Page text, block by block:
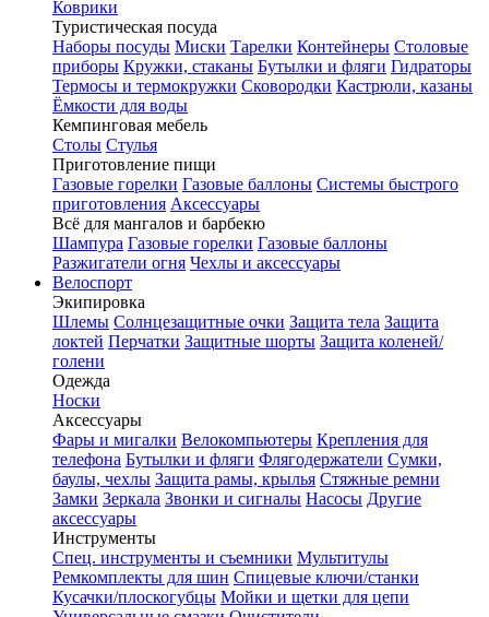
Коврики
Туристическая посуда
Наборы посуды Миски Тарелки Контейнеры Столовые
приборы Кружки, стаканы Бутылки и фляги Гидраторы
Термосы и термокружки Сковородки Кастрюли, казаны
Ёмкости для воды
Кемпинговая мебель
Столы Стулья
Приготовление пищи
Газовые горелки Газовые баллоны Системы быстрого
приготовления Аксессуары
Всё для мангалов и барбекю
Шампура Газовые горелки Газовые баллоны
Разжигатели огня Чехлы и аксессуары
Велоспорт
Экипировка
Шлемы Солнцезащитные очки Защита тела Защита
локтей Перчатки Защитные шорты Защита коленей/
голени
Одежда
Носки
Аксессуары
Фары и мигалки Велокомпьютеры Крепления для
телефона Бутылки и фляги Флягодержатели Сумки,
баулы, чехлы Защита рамы, крылья Стяжные ремни
Замки Зеркала Звонки и сигналы Насосы Другие
аксессуары
Инструменты
Спец. инструменты и съемники Мультитулы
Ремкомплекты для шин Спицевые ключи/станки
Кусачки/плоскогубцы Мойки и щетки для цепи